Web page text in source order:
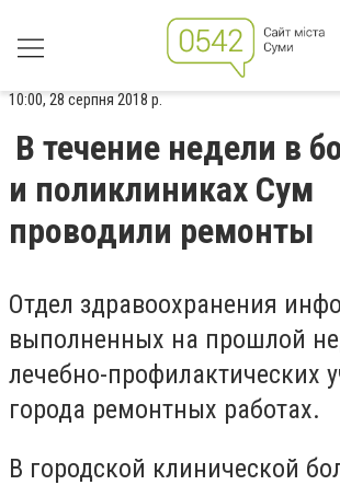
10:00, 28 серпня 2018 р.
В течение недели в
и поликлиниках Сум
проводили ремонты
Отдел здравоохранения
выполненных на прошлой
лечебно-профилактических
города ремонтных работах.
В городской клинической